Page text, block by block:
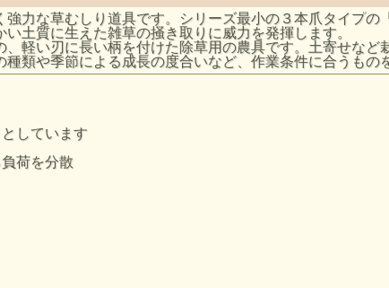
力な草むしり道具です。シリーズ最小の３本爪タイプの
土質に生えた雑草の掻き取りに威力を発揮します。
軽い刃に長い柄を付けた除草用の農具です。土寄せな
類や季節による成長の度合いなど、作業条件に合うもの
しています
荷を分散